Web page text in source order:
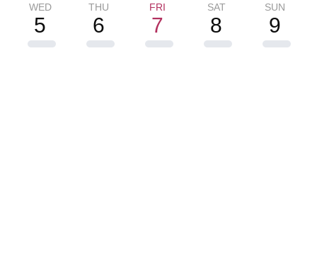
WED
5
THU
6
FRI
7
SAT
8
SUN
9